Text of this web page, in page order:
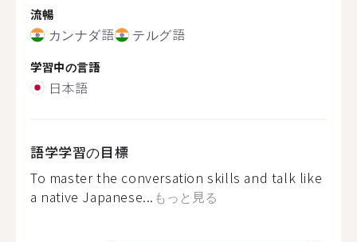
流暢
カンナダ語 テルグ語
学習中の言語
日本語
語学学習の目標
To master the conversation skills and talk like
a native Japanese... もっと見る